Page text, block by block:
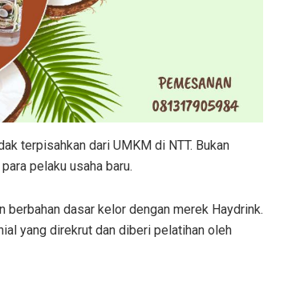
terpisahkan dari UMKM di NTT. Bukan
pelaku usaha baru.
berbahan dasar kelor dengan merek Haydrink.
yang direkrut dan diberi pelatihan oleh